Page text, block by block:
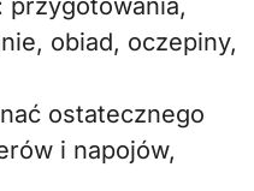
przygotowania,
obiad, oczepiny,
ostatecznego
i napojów,